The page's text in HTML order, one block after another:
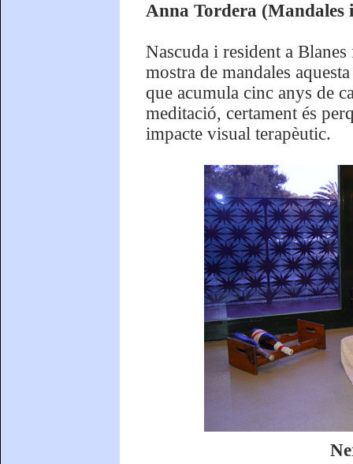
Anna Tordera (Mandales
Nascuda i resident a
mostra de mandales
que acumula cinc anys de
meditació, certament és
impacte visual terapèutic.